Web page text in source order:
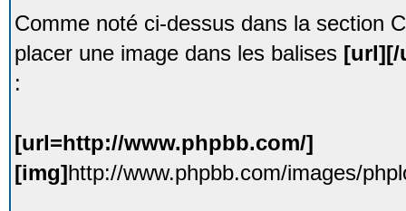
Comme noté ci-dessus dans la section
placer une image dans les balises [url][/
:
[url=http://www.phpbb.com/]
[img]http://www.phpbb.com/images/